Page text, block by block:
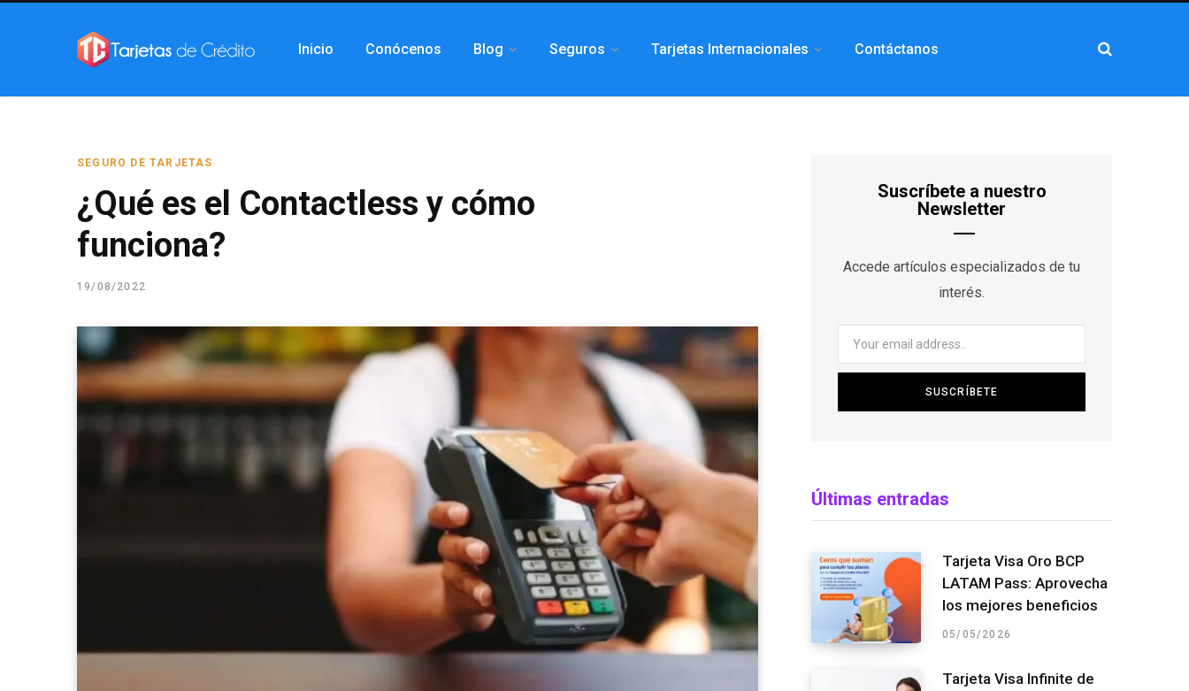
Inicio Conócenos Blog Seguros Tarjetas Internacionales Contáctanos
SEGURO DE TARJETAS
¿Qué es el Contactless y cómo
funciona?
19/08/2022
Suscríbete a nuestro
Newsletter
Accede artículos especializados de tu
interés.
Últimas entradas
Tarjeta Visa Oro BCP
LATAM Pass: Aprovecha
los mejores beneficios
05/05/2026
Tarjeta Visa Infinite de